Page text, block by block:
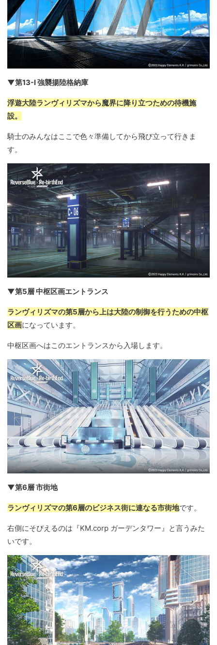
▼第13-I 強襲揚陸格納庫
浮遊大陸ランヴィリズマから魔界に降り立つための待機施
設。
騎士のみんなはここで色々準備してから飛び立って行きま
す。
▼第5層 中枢区画エントランス
ランヴィリズマの第5層から上は大陸の制御を行うための中枢
区画になっています。
中枢区画へはこのエントランスから入場します。
▼第6層 市街地
ランヴィリズマの第6層のビジネス街に連なる市街地です。
右側にそびえるのは『KM.corp ガーデンタワー』と言うみた
いです。